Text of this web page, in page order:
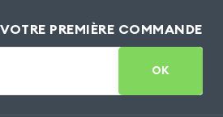
PREMIÈRE COMMANDE
OK